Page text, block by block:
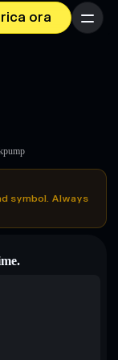
ora Menu
symbol. Always